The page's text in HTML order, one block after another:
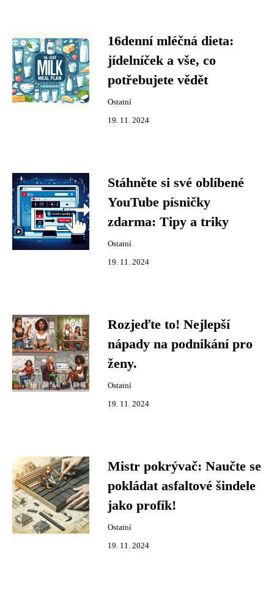
16denní mléčná dieta:
jídelníček a vše, co
potřebujete vědět
Ostatní
19. 11. 2024
Stáhněte si své oblíbené
YouTube písničky
zdarma: Tipy a triky
Ostatní
19. 11. 2024
Rozjeďte to! Nejlepší
nápady na podnikání pro
ženy.
Ostatní
19. 11. 2024
Mistr pokrývač: Naučte se
pokládat asfaltové šindele
jako profík!
Ostatní
19. 11. 2024